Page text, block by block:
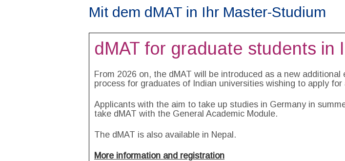
Mit dem dMAT in Ihr Master-Studium
dMAT for graduate students in
From 2026 on, the dMAT will be introduced as a new
process for graduates of Indian universities wishing to apply
Applicants with the aim to take up studies in Germany in
take dMAT with the General Academic Module.
The dMAT is also available in Nepal.
More information and registration